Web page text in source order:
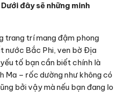
đây sẽ những minh
trang trí mang đậm phong
nước Bắc Phi, ven bờ Địa
tố bạn cần biết chính là
Ma – rốc dường như không có
bởi vậy mà nếu bạn đang lo